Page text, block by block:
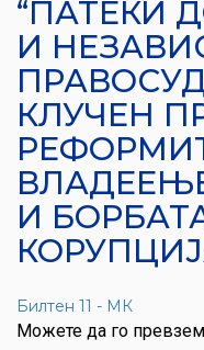
“ПАТЕКИ
И
КЛУЧЕН
И
Билтен 11 - МК
Можете да го